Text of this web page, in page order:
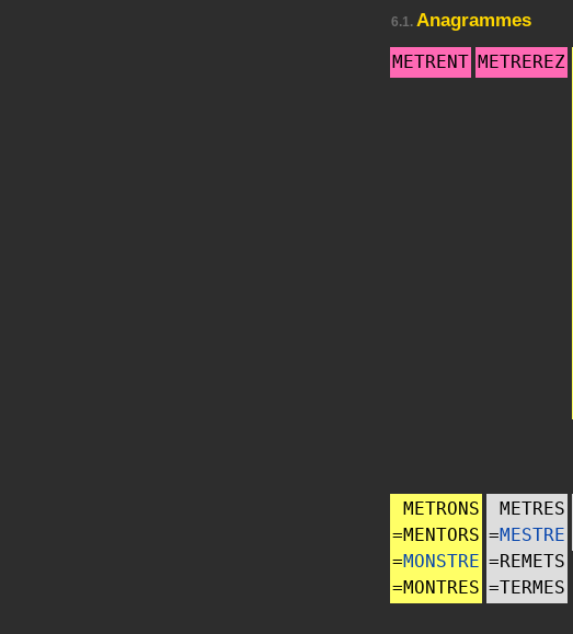
6.1. Anagrammes
METRENT METREREZ
METRONS
=MENTORS
=MONSTRE
=MONTRES
METRES
=MESTRE
=REMETS
=TERMES